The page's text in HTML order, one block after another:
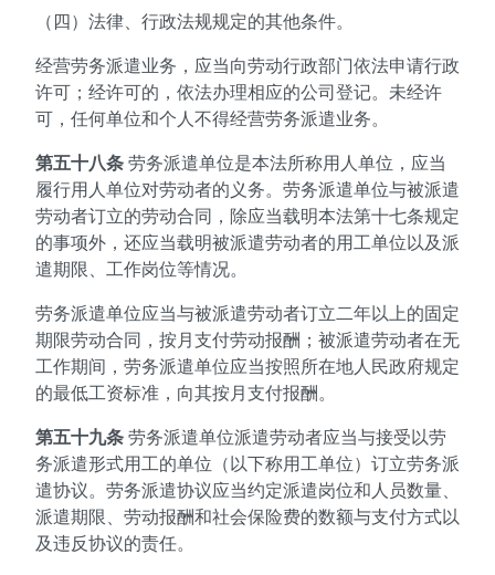
（四）法律、行政法规规定的其他条件。
经营劳务派遣业务，应当向劳动行政部门依法申请行政
许可；经许可的，依法办理相应的公司登记。未经许
可，任何单位和个人不得经营劳务派遣业务。
第五十八条 劳务派遣单位是本法所称用人单位，应当
履行用人单位对劳动者的义务。劳务派遣单位与被派遣
劳动者订立的劳动合同，除应当载明本法第十七条规定
的事项外，还应当载明被派遣劳动者的用工单位以及派
遣期限、工作岗位等情况。
劳务派遣单位应当与被派遣劳动者订立二年以上的固定
期限劳动合同，按月支付劳动报酬；被派遣劳动者在无
工作期间，劳务派遣单位应当按照所在地人民政府规定
的最低工资标准，向其按月支付报酬。
第五十九条 劳务派遣单位派遣劳动者应当与接受以劳
务派遣形式用工的单位（以下称用工单位）订立劳务派
遣协议。劳务派遣协议应当约定派遣岗位和人员数量、
派遣期限、劳动报酬和社会保险费的数额与支付方式以
及违反协议的责任。